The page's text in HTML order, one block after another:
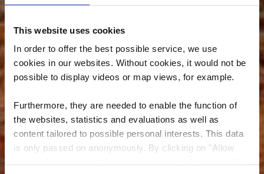
This website uses cookies
In order to offer the best possible service, we use
cookies in our websites. Without cookies, it would not be
possible to display videos or map views, for example.
Furthermore, they are needed to enable the function of
the websites, statistics and evaluations as well as
content tailored to possible personal interests. This data
is only passed on anonymously. By clicking on "Allow
Minett - UNESCO-